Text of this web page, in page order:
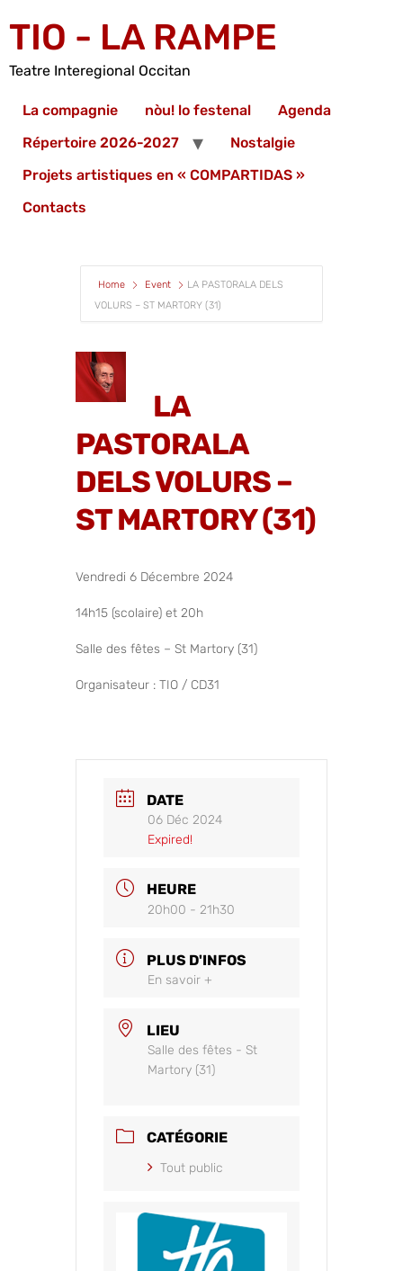
TIO - LA RAMPE
Teatre Interegional Occitan
La compagnie nòu! lo festenal
Agenda
Répertoire 2026-2027
Nostalgie
Projets artistiques en « COMPARTIDAS »
Contacts
Home Event
LA PASTORALA DELS
VOLURS – ST MARTORY (31)
LA
PASTORALA
DELS VOLURS –
ST MARTORY (31)
Vendredi 6 Décembre 2024
14h15 (scolaire) et 20h
Salle des fêtes – St Martory (31)
Organisateur : TIO / CD31
DATE
06 Déc 2024
Expired!
HEURE
20h00 - 21h30
PLUS D'INFOS
En savoir +
LIEU
Salle des fêtes - St
Martory (31)
CATÉGORIE
Tout public